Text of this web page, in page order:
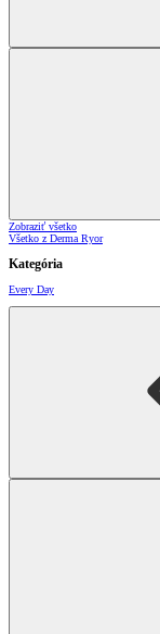
Zobraziť všetko
Všetko z Derma Ryor
Kategória
Every Day